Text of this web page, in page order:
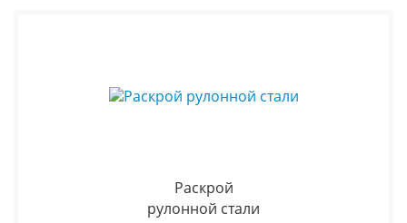
Раскрой
рулонной стали